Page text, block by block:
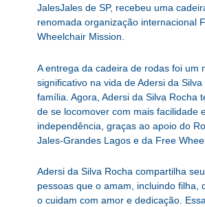
JalesJales de SP, recebeu uma
renomada organização internacional
Wheelchair Mission.
A entrega da cadeira de rodas foi um
significativo na vida de Adersi da
família. Agora, Adersi da Silva Rocha
de se locomover com mais facilidade
independência, graças ao apoio do
Jales-Grandes Lagos e da Free
Adersi da Silva Rocha compartilha
pessoas que o amam, incluindo filha,
o cuidam com amor e dedicação.